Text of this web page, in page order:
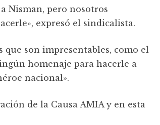
Nisman, pero nosotros
expresó el sindicalista.
que son impresentables, como el
homenaje para hacerle a
nacional».
de la Causa AMIA y en esta